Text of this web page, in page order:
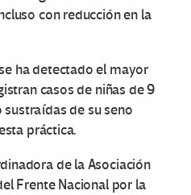
con reducción en la
ha detectado el mayor
casos de niñas de 9
de su seno
práctica.
de la Asociación
Frente Nacional por la